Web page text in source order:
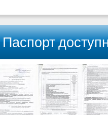
Паспорт